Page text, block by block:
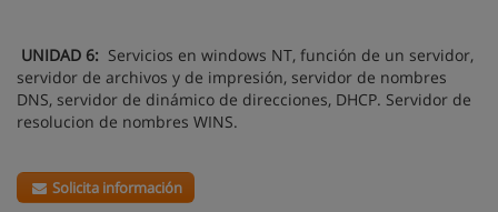
UNIDAD 6: Servicios en windows NT, función de un servidor,
servidor de archivos y de impresión, servidor de nombres
DNS, servidor de dinámico de direcciones, DHCP. Servidor de
resolucion de nombres WINS.
Solicita información